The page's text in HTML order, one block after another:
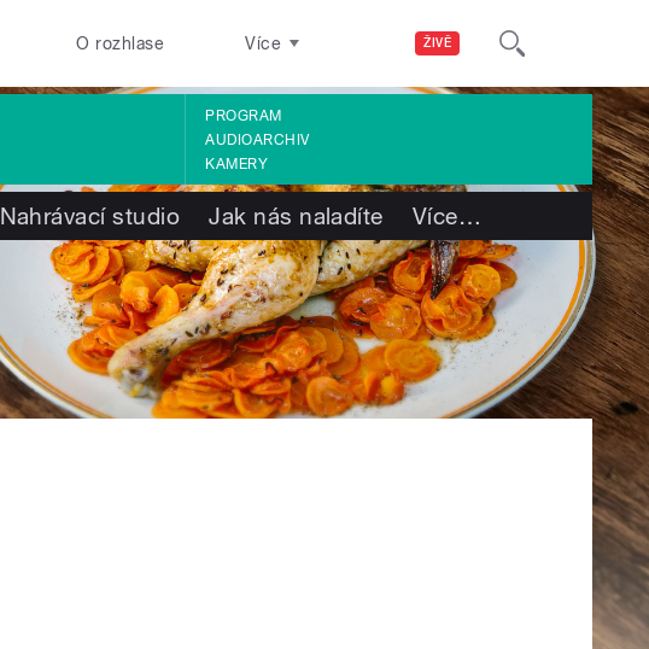
ŽIVĚ
O rozhlase Více
PROGRAM
AUDIOARCHIV
KAMERY
Nahrávací studio Jak nás naladíte Více…